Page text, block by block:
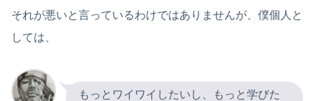
それが悪いと言っているわけではありませんが、僕個人と
しては、
もっとワイワイしたいし、もっと学びた